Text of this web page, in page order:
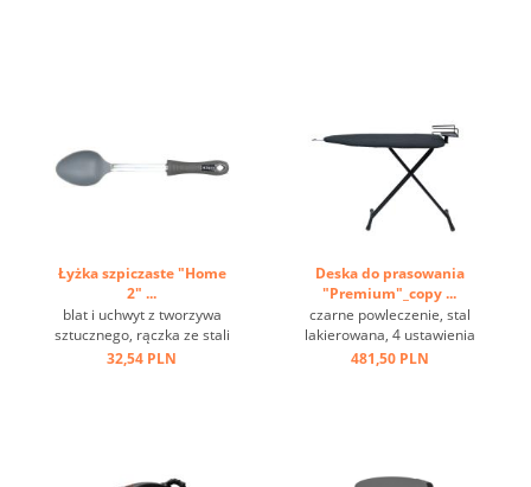
Łyżka szpiczaste "Home
2" ...
blat i uchwyt z tworzywa
sztucznego, rączka ze stali
nierdzewnej, oczko do
32,54 PLN
Deska do prasowania
"Premium"_copy ...
czarne powleczenie, stal
lakierowana, 4 ustawienia
wysokości, haczyk do
481,50 PLN